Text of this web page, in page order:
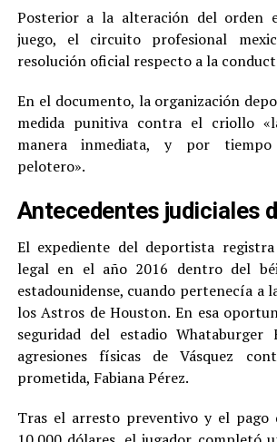
Posterior a la alteración del orden
juego, el circuito profesional
resolución oficial respecto a la
En el documento, la organización
medida punitiva contra el criollo
manera inmediata, y por
pelotero».
Antecedentes judiciales
El expediente del deportista
legal en el año 2016 dentro del
estadounidense, cuando pertenecía a
los Astros de Houston. En esa
seguridad del estadio Whataburger
agresiones físicas de Vásquez
prometida, Fabiana Pérez.
Tras el arresto preventivo y el pago